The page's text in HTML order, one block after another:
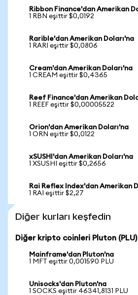
Ribbon Finance'dan Amerikan
1 RBN eşittir $0,0192
Rarible'dan Amerikan Doları'na
1 RARI eşittir $0,0806
Cream'dan Amerikan Doları'na
1 CREAM eşittir $0,4365
Reef Finance'dan Amerikan
1 REEF eşittir $0,00005522
Orion'dan Amerikan Doları'na
1 ORN eşittir $0,0122
xSUSHI'dan Amerikan Doları'na
1 XSUSHI eşittir $0,2656
Rai Reflex Index'dan Amerikan
1 RAI eşittir $2,27
Diğer kurları keşfedin
Diğer kripto coinleri Pluton
Mainframe'dan Pluton'na
1 MFT eşittir 0,001590 PLU
Unisocks'dan Pluton'na
1 SOCKS eşittir 46341,8131 PLU